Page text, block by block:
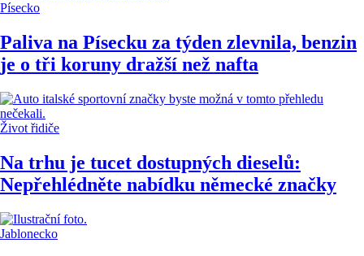
Písecko
Paliva na Písecku za týden zlevnila, benzin
je o tři koruny dražší než nafta
Život řidiče
Na trhu je tucet dostupných dieselů:
Nepřehlédněte nabídku německé značky
Jablonecko